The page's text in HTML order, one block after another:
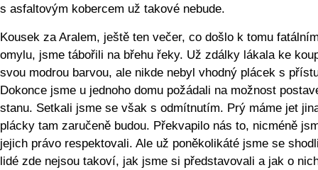
s asfaltovým kobercem už takové nebude.
Kousek za Aralem, ještě ten večer, co došlo k tomu
omylu, jsme tábořili na břehu řeky. Už zdálky lákala ke
svou modrou barvou, ale nikde nebyl vhodný plácek s
Dokonce jsme u jednoho domu požádali na možnost
stanu. Setkali jsme se však s odmítnutím. Prý máme jet
plácky tam zaručeně budou. Překvapilo nás to, nicméně
jejich právo respektovali. Ale už poněkolikáté jsme se
lidé zde nejsou takoví, jak jsme si představovali a jak o